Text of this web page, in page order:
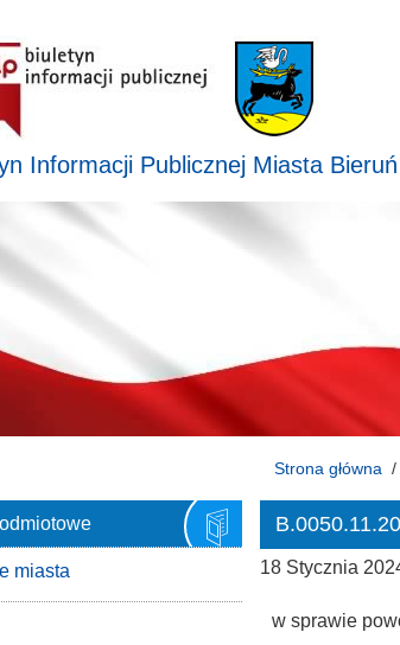
Informacji Publicznej Miasta Bieruń
Strona główna
18 Stycznia
w sprawie
miasta